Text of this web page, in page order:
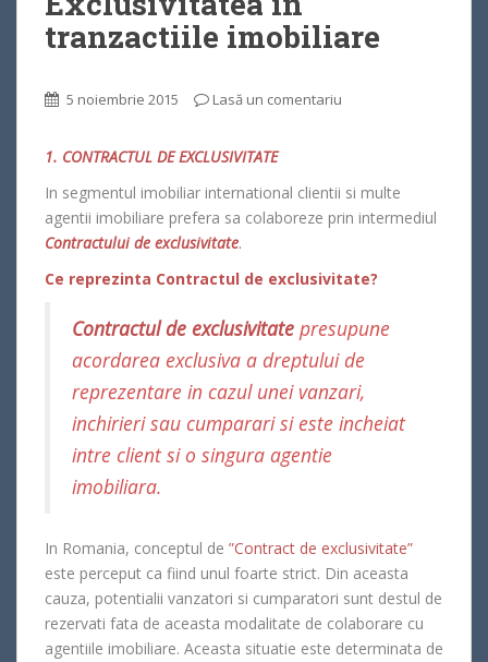
tranzactiile imobiliare
5 noiembrie 2015 Lasă un comentariu
1. CONTRACTUL DE EXCLUSIVITATE
In segmentul imobiliar international clientii si multe
agentii imobiliare prefera sa colaboreze prin intermediul
Contractului de exclusivitate.
Ce reprezinta Contractul de exclusivitate?
Contractul de exclusivitate presupune
acordarea exclusiva a dreptului de
reprezentare in cazul unei vanzari,
inchirieri sau cumparari si este incheiat
intre client si o singura agentie
imobiliara.
In Romania, conceptul de ”Contract de exclusivitate”
este perceput ca fiind unul foarte strict. Din aceasta
cauza, potentialii vanzatori si cumparatori sunt destul de
rezervati fata de aceasta modalitate de colaborare cu
agentiile imobiliare. Aceasta situatie este determinata de